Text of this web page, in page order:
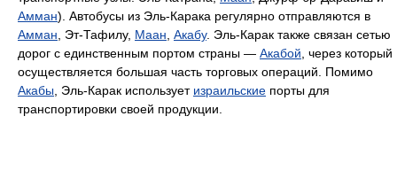
Амман). Автобусы из Эль-Карака регулярно отправляются в
Амман , Эт-Тафилу, Маан Акабу. Эль-Карак также связан сетью
дорог с единственным портом страны — Акабой , через который
осуществляется большая часть торговых операций. Помимо
Акабы , Эль-Карак использует израильские порты для
транспортировки своей продукции.